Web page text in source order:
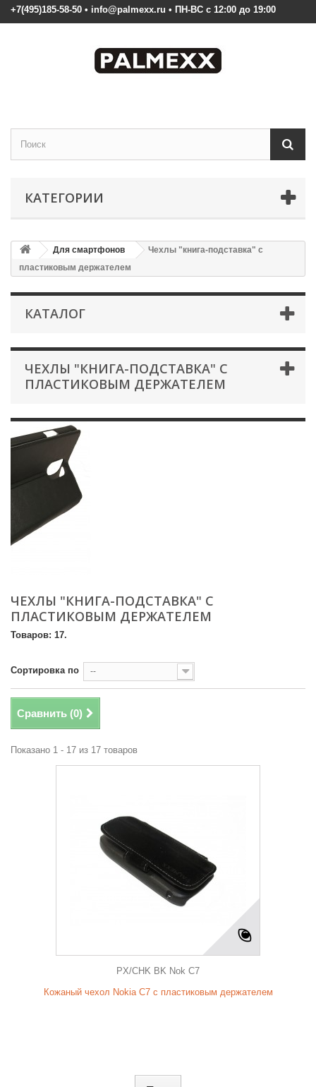
+7(495)185-58-50 • info@palmexx.ru • ПН-ВС с 12:00 до 19:00
КАТЕГОРИИ
Для смартфонов
Чехлы "книга-подставка" с
пластиковым держателем
КАТАЛОГ
ЧЕХЛЫ "КНИГА-ПОДСТАВКА" С
ПЛАСТИКОВЫМ ДЕРЖАТЕЛЕМ
ЧЕХЛЫ "КНИГА-ПОДСТАВКА" С
ПЛАСТИКОВЫМ ДЕРЖАТЕЛЕМ
Товаров: 17.
Сортировка по --
Сравнить (0)
Показано 1 - 17 из 17 товаров
PX/CHK BK Nok C7
Кожаный чехол Nokia C7 с пластиковым держателем